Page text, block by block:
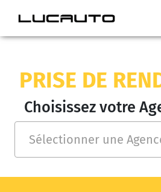
PRISE DE
Choisissez votre
Sélectionner une